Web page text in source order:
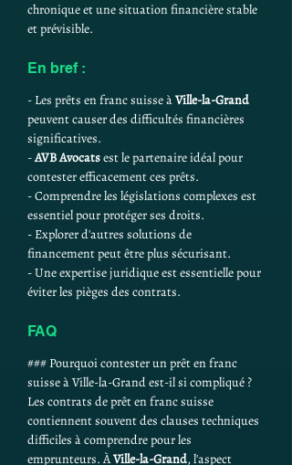
chronique et une situation financière stable
et prévisible.
En bref :
- Les prêts en franc suisse à Ville-la-Grand
peuvent causer des difficultés financières
significatives.
- AVB Avocats est le partenaire idéal pour
contester efficacement ces prêts.
- Comprendre les législations complexes est
essentiel pour protéger ses droits.
- Explorer d'autres solutions de
financement peut être plus sécurisant.
- Une expertise juridique est essentielle pour
éviter les pièges des contrats.
FAQ
### Pourquoi contester un prêt en franc
suisse à Ville-la-Grand est-il si compliqué ?
Les contrats de prêt en franc suisse
contiennent souvent des clauses techniques
difficiles à comprendre pour les
emprunteurs. À Ville-la-Grand, l'aspect